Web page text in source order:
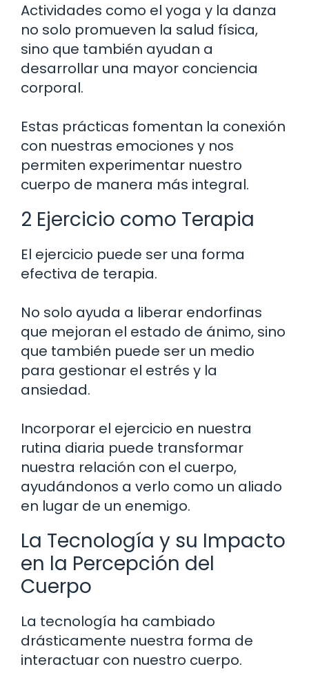
Actividades como el yoga y la danza
no solo promueven la salud física,
sino que también ayudan a
desarrollar una mayor conciencia
corporal.
Estas prácticas fomentan la conexión
con nuestras emociones y nos
permiten experimentar nuestro
cuerpo de manera más integral.
2 Ejercicio como Terapia
El ejercicio puede ser una forma
efectiva de terapia.
No solo ayuda a liberar endorfinas
que mejoran el estado de ánimo, sino
que también puede ser un medio
para gestionar el estrés y la
ansiedad.
Incorporar el ejercicio en nuestra
rutina diaria puede transformar
nuestra relación con el cuerpo,
ayudándonos a verlo como un aliado
en lugar de un enemigo.
La Tecnología y su Impacto
en la Percepción del
Cuerpo
La tecnología ha cambiado
drásticamente nuestra forma de
interactuar con nuestro cuerpo.